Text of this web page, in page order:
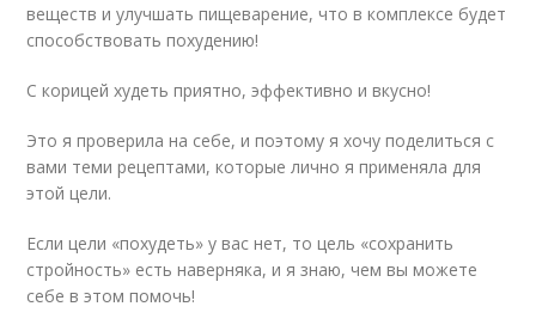
веществ и улучшать пищеварение, что в комплексе будет
способствовать похудению!
С корицей худеть приятно, эффективно и вкусно!
Это я проверила на себе, и поэтому я хочу поделиться с
вами теми рецептами, которые лично я применяла для
этой цели.
Если цели «похудеть» у вас нет, то цель «сохранить
стройность» есть наверняка, и я знаю, чем вы можете
себе в этом помочь!